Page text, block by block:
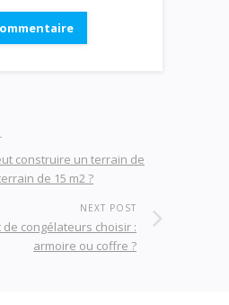
construire un terrain de
de 15 m2 ?
NEXT POST
congélateurs choisir :
armoire ou coffre ?